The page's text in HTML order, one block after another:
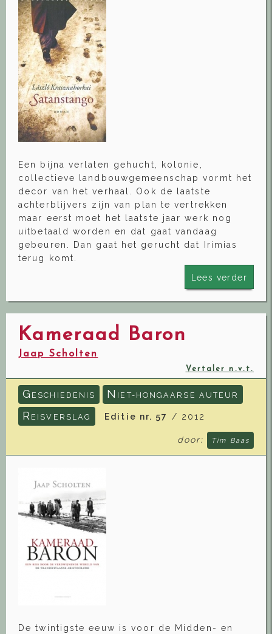
Een bijna verlaten gehucht, kolonie,
collectieve landbouwgemeenschap vormt het
decor van het verhaal. Ook de laatste
achterblijvers zijn van plan te vertrekken
maar eerst moet het laatste jaar werk nog
uitbetaald worden en dat gaat vandaag
gebeuren. Dan gaat het gerucht dat Irimias
terug komt.
Lees verder
Kameraad Baron
Jaap Scholten
Vertaler n.v.t.
G ESCHIEDENIS N IET-HONGAARSE AUTEUR
R EISVERSLAG Editie nr. 57 / 2012
door: Tim Baas
De twintigste eeuw is voor de Midden- en